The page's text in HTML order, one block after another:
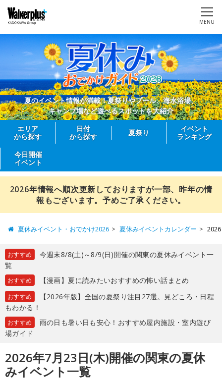
MENU
夏のイベント情報が満載！夏祭りやプール、海水浴場、
キャンプ場など遊べるスポットを大紹介
エリア
から探す
日付
から探す
夏祭り
イベント
ランキング
今日開催
イベント
2026年情報へ順次更新しておりますが一部、昨年の情
報もございます。予めご了承ください。
夏休みイベント・おでかけ2026 夏休みイベントカレンダー
おすすめ
今週末8/8(土)～8/9(日)開催の関東の夏休みイベント一
覧
おすすめ 【漫画】夏に読みたいおすすめの怖い話まとめ
おすすめ
【2026年版】全国の夏祭り注目27選。見どころ・日程
もわかる！
おすすめ
雨の日も暑い日も安心！おすすめ屋内施設・室内遊び
場ガイド
2026年7月23日(木)開催の関東の夏休
みイベント一覧